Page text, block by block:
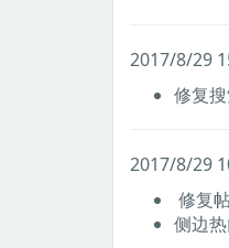
2017/8/29
修复
2017/8/29
修复
侧边